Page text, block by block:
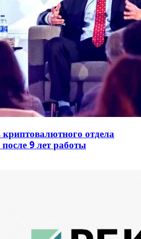
криптовалютного отдела
после 9 лет работы